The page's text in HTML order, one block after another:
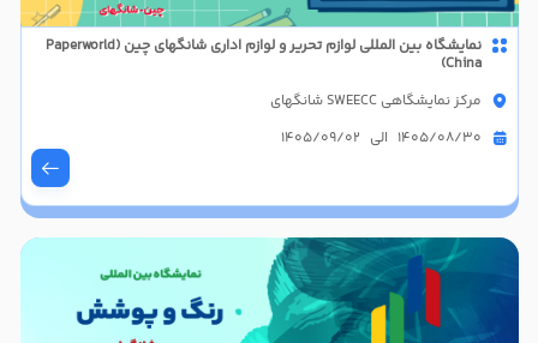
نمایشگاه بین المللی لوازم تحریر و لوازم اداری شانگهای چین (Paperworld
China)
مرکز نمایشگاهی SWEECC شانگهای
1405/08/30 الی 1405/09/02